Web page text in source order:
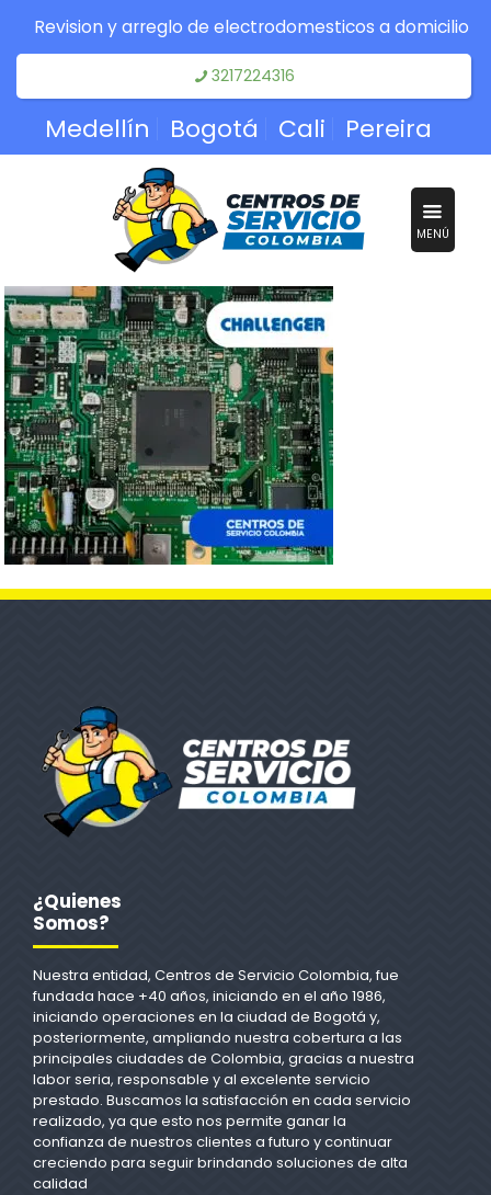
Revision y arreglo de electrodomesticos a domicilio
3217224316
Medellín Bogotá Cali Pereira
MENÚ
¿Quienes
Somos?
Nuestra entidad, Centros de Servicio Colombia, fue
fundada hace +40 años, iniciando en el año 1986,
iniciando operaciones en la ciudad de Bogotá y,
posteriormente, ampliando nuestra cobertura a las
principales ciudades de Colombia, gracias a nuestra
labor seria, responsable y al excelente servicio
prestado. Buscamos la satisfacción en cada servicio
realizado, ya que esto nos permite ganar la
confianza de nuestros clientes a futuro y continuar
creciendo para seguir brindando soluciones de alta
calidad